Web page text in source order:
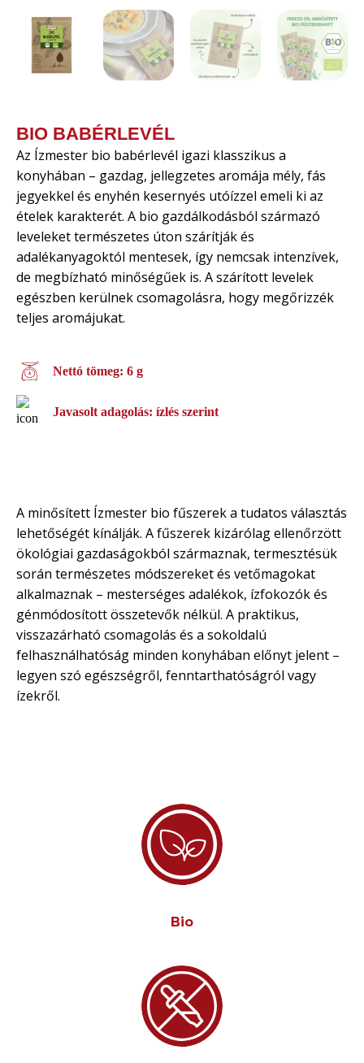
BIO BABÉRLEVÉL
Az Ízmester bio babérlevél igazi klasszikus a
konyhában – gazdag, jellegzetes aromája mély, fás
jegyekkel és enyhén kesernyés utóízzel emeli ki az
ételek karakterét. A bio gazdálkodásból származó
leveleket természetes úton szárítják és
adalékanyagoktól mentesek, így nemcsak intenzívek,
de megbízható minőségűek is. A szárított levelek
egészben kerülnek csomagolásra, hogy megőrizzék
teljes aromájukat.
Nettó tömeg: 6 g
Javasolt adagolás: ízlés szerint
A minősített Ízmester bio fűszerek a tudatos választás
lehetőségét kínálják. A fűszerek kizárólag ellenőrzött
ökológiai gazdaságokból származnak, termesztésük
során természetes módszereket és vetőmagokat
alkalmaznak – mesterséges adalékok, ízfokozók és
génmódosított összetevők nélkül. A praktikus,
visszazárható csomagolás és a sokoldalú
felhasználhatóság minden konyhában előnyt jelent –
legyen szó egészségről, fenntarthatóságról vagy
ízekről.
Bio